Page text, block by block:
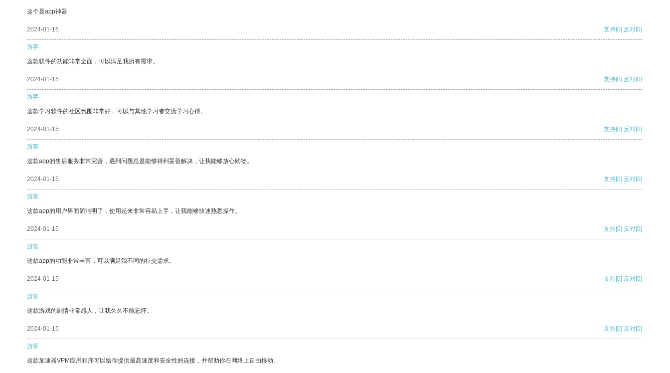
这个是app神器
2024-01-15 支持[0] 反对[0]
游客
这款软件的功能非常全面，可以满足我所有需求。
2024-01-15 支持[0] 反对[0]
游客
这款学习软件的社区氛围非常好，可以与其他学习者交流学习心得。
2024-01-15 支持[0] 反对[0]
游客
这款app的售后服务非常完善，遇到问题总是能够得到妥善解决，让我能够放心购物。
2024-01-15 支持[0] 反对[0]
游客
这款app的用户界面简洁明了，使用起来非常容易上手，让我能够快速熟悉操作。
2024-01-15 支持[0] 反对[0]
游客
这款app的功能非常丰富，可以满足我不同的社交需求。
2024-01-15 支持[0] 反对[0]
游客
这款游戏的剧情非常感人，让我久久不能忘怀。
2024-01-15 支持[0] 反对[0]
游客
这款加速器VPM应用程序可以给你提供最高速度和安全性的连接，并帮助你在网络上自由移动。